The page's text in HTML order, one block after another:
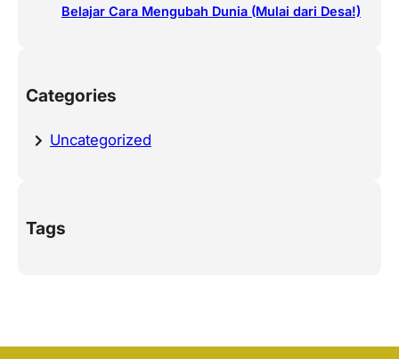
Belajar Cara Mengubah Dunia (Mulai dari Desa!)
Categories
Uncategorized
Tags